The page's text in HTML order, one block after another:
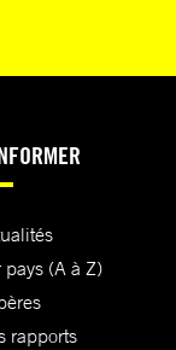
pays (A à Z)
rapports